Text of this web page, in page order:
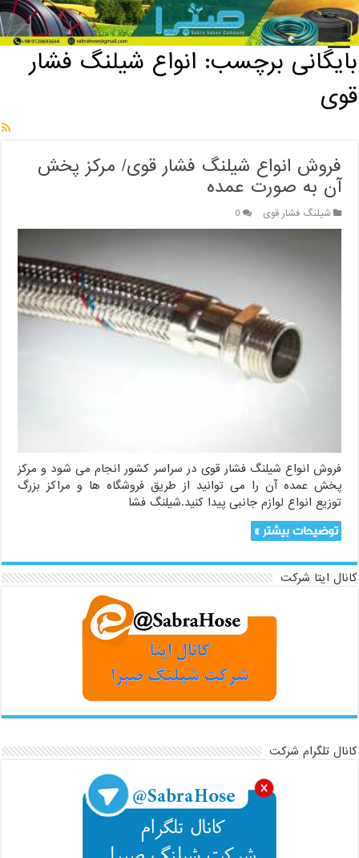
خانه / بایگانی برچسب: انواع شیلنگ فشار قوی
بایگانی برچسب: انواع شیلنگ فشار
قوی
فروش انواع شیلنگ فشار قوی/ مرکز پخش
آن به صورت عمده
شیلنگ فشار قوی 0
فروش انواع شیلنگ فشار قوی در سراسر کشور انجام می شود و مرکز
پخش عمده آن را می توانید از طریق فروشگاه ها و مراکز بزرگ
توزیع انواع لوازم جانبی پیدا کنید.شیلنگ فشا
توضیحات بیشتر »
کانال ایتا شرکت
کانال تلگرام شرکت